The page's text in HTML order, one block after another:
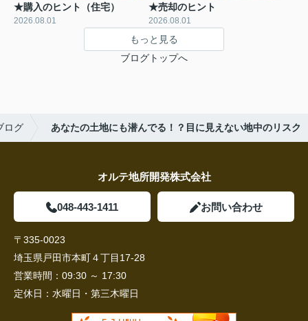
★購入のヒント（住宅）
2026.08.01
★売却のヒント
2026.08.01
もっと見る
ブログトップへ
ログ あなたの土地にも潜んでる！？目に見えない地中のリスク
オルテ地所開発株式会社
048-443-1411 お問い合わせ
〒335-0023
埼玉県戸田市本町４丁目17-28
営業時間： 09:30 ～ 17:30
定休日： 水曜日・第三木曜日